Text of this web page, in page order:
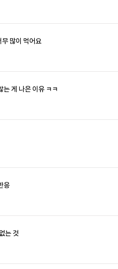
많이 먹어요
는 게 나은 이유 ㅋㅋ
응
는 것